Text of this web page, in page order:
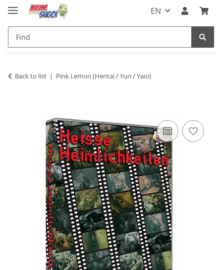
EN
Back to list Pink Lemon (Hentai / Yuri / Yaoi)